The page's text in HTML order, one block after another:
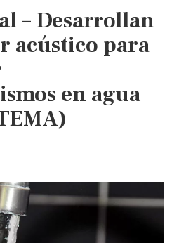
– Desarrollan
acústico para
en agua